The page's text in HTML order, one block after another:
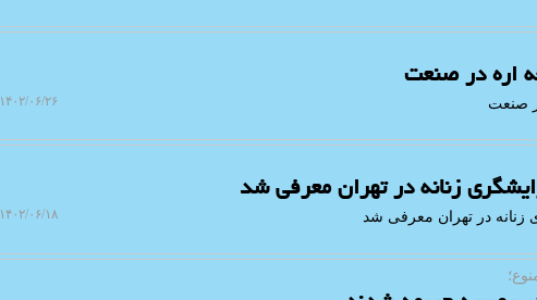
اره در صنعت
صنعت ۱۴۰۲/۰۶/۲۶ ۲۲:۲۹:۴۹
زنانه در تهران معرفی شد
زنانه در تهران معرفی شد ۱۴۰۲/۰۶/۱۸ ۱۷:۲۰:۰۳